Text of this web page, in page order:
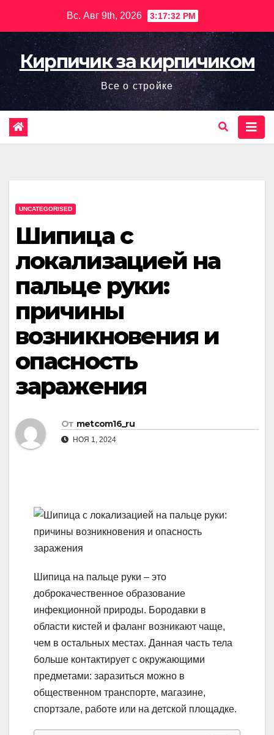
содержимому
Вс. Авг 9th, 2026 3:17:33 PM
Кирпичик за кирпичиком
Все о стройке
UNCATEGORISED
Шипица с
локализацией на
пальце руки:
причины
возникновения и
опасность
заражения
От metcom16_ru
НОЯ 1, 2024
Шипица на пальце руки – это
доброкачественное образование
инфекционной природы. Бородавки в
области кистей и фаланг возникают чаще,
чем в остальных местах. Данная часть тела
больше контактирует с окружающими
предметами: заразиться можно в
общественном транспорте, магазине,
спортзале, работе или на детской площадке.